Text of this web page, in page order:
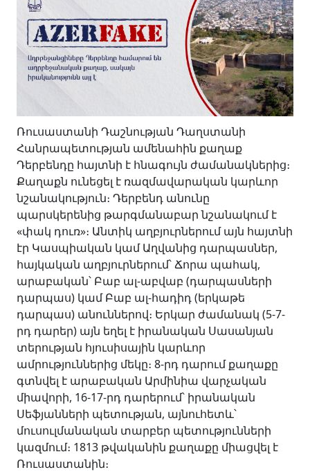
Ռուսաստանի Դաշնության Դաղստանի
Հանրապետության ամենահին քաղաք
Դերբենդը հայտնի է հնագույն ժամանակներից։
Քաղաքն ունեցել է ռազմավարական կարևոր
նշանակություն։ Դերբենդ անունը
պարսկերենից թարգմանաբար նշանակում է
«փակ դուռ»։ Անտիկ աղբյուրներում այն հայտնի
էր Կասպիական կամ Աղվանից դարպասներ,
հայկական աղբյուրներում՝ Ճորա պահակ,
արաբական՝ Բաբ ալ-աբվաբ (դարպասների
դարպաս) կամ Բաբ ալ-հադիդ (երկաթե
դարպաս) անուններով։ Երկար ժամանակ (5-7-
րդ դարեր) այն եղել է իրանական Սասանյան
տերության հյուսիսային կարևոր
ամրություններից մեկը։ 8-րդ դարում քաղաքը
գտնվել է արաբական Արմինիա վարչական
միավորի, 16-17-րդ դարերում՝ իրանական
Սեֆյանների պետության, այնուհետև՝
մուսուլմանական տարբեր պետությունների
կազմում։ 1813 թվականին քաղաքը միացվել է
Ռուսաստանին։